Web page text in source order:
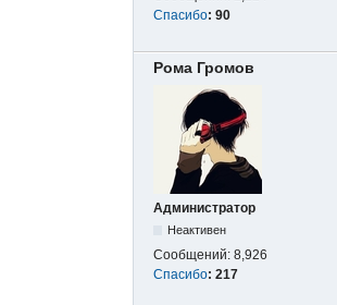
Спасибо: 90
Рома Громов
Администратор
Неактивен
Сообщений: 8,926
Спасибо: 217